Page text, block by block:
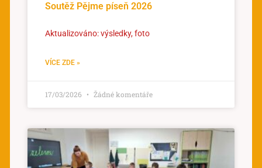
Soutěž Pějme píseň 2026
Aktualizováno: výsledky, foto
VÍCE ZDE »
17/03/2026 Žádné komentáře